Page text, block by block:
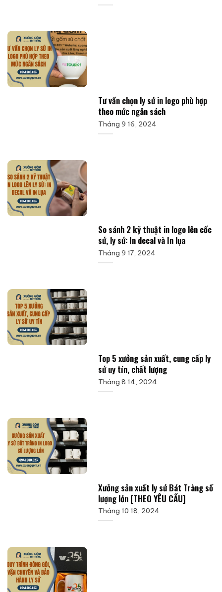
Tư vấn chọn ly sứ in logo phù hợp
theo mức ngân sách
Tháng 9 16, 2024
So sánh 2 kỹ thuật in logo lên cốc
sứ, ly sứ: In decal và In lụa
Tháng 9 17, 2024
Top 5 xưởng sản xuất, cung cấp ly
sứ uy tín, chất lượng
Tháng 8 14, 2024
Xưởng sản xuất ly sứ Bát Tràng số
lượng lớn [THEO YÊU CẦU]
Tháng 10 18, 2024